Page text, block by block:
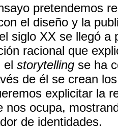
pretendemos
el diseño y la
siglo XX se llegó
racional que
el storytelling se ha
de él se crean
explicitar la
nos ocupa,
de identidades.